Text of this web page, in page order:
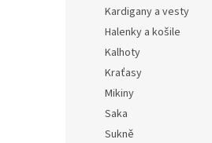
Kardigany a vesty
Halenky a košile
Kalhoty
Kraťasy
Mikiny
Saka
Sukně